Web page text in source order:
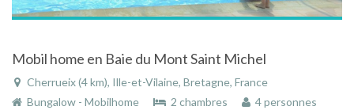
Mobil home en Baie du Mont Saint Michel
Cherrueix (4 km), Ille-et-Vilaine, Bretagne, France
Bungalow - Mobilhome
2 chambres 4 personnes